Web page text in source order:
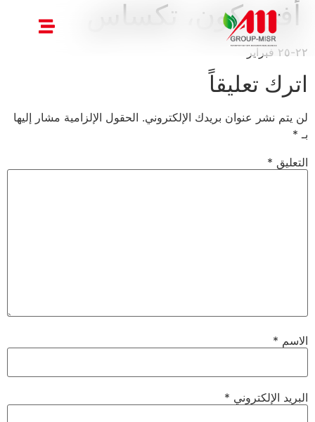
أفي-كون، تكساس
٢٢-٢٥ فبراير
اترك تعليقاً
لن يتم نشر عنوان بريدك الإلكتروني. الحقول الإلزامية مشار إليها
بـ *
التعليق *
الاسم *
البريد الإلكتروني *